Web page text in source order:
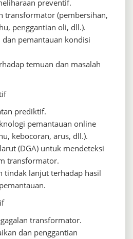
preventif.
transformator (pembersihan,
penggantian oli, dll.).
pemantauan kondisi
temuan dan masalah
prediktif.
pemantauan online
kebocoran, arus, dll.).
(DGA) untuk mendeteksi
transformator.
tindak lanjut terhadap hasil
transformator.
dan penggantian